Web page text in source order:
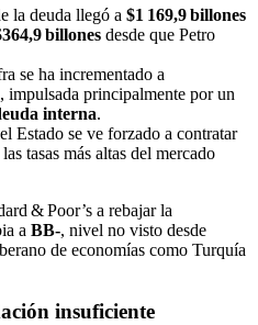
la deuda llegó a $1 169,9 billones
billones desde que Petro
se ha incrementado a
impulsada principalmente por un
interna.
el Estado se ve forzado a contratar
tasas más altas del mercado
& Poor’s a rebajar la
a BB‑, nivel no visto desde
de economías como Turquía
insuficiente